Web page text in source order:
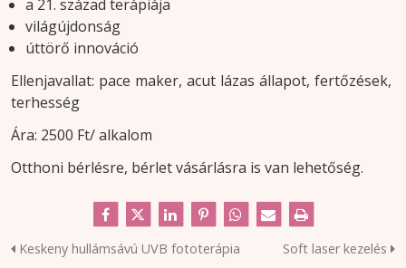
a 21. század terápiája
világújdonság
úttörő innováció
Ellenjavallat: pace maker, acut lázas állapot, fertőzések,
terhesség
Ára: 2500 Ft/ alkalom
Otthoni bérlésre, bérlet vásárlásra is van lehetőség.
Keskeny hullámsávú UVB fototerápia Soft laser kezelés